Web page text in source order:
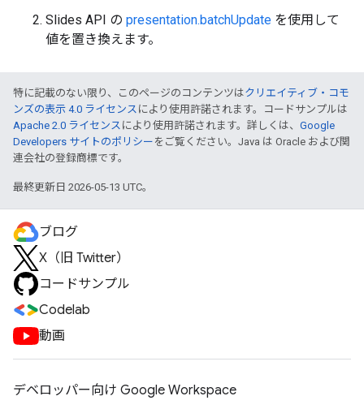
Slides API の presentation.batchUpdate を使用して
値を置き換えます。
特に記載のない限り、このページのコンテンツはクリエイティブ・コモ
ンズの表示 4.0 ライセンス により使用許諾されます。コードサンプルは
Apache 2.0 ライセンス により使用許諾されます。詳しくは、 Google
Developers サイトのポリシー をご覧ください。Java は Oracle および関
連会社の登録商標です。
最終更新日 2026-05-13 UTC。
ブログ
X（旧 Twitter）
コードサンプル
Codelab
動画
デベロッパー向け Google Workspace